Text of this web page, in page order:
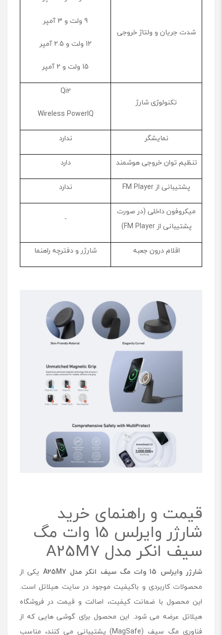
شدت جریان و ولتاژ خروجی
9 ولت و 3 آمپر
12 ولت و 2.5 آمپر
15 ولت و 2 آمپر
تکنولوژی شارژ
Qi2
Wireless PowerIQ
نمایشگر
ندارد
تنظیم توان خروجی هوشمند
دارد
پشتیبانی از FM Player
ندارد
میکروفون داخلی (در صورت
پشتیبانی از FM Player)
-
اقلام درون جعبه شارژر و دفترچه راهنما
قیمت و راهنمای خرید
شارژر وایرلس 15 وات مگ
سیف انکر مدل A25M7
شارژر وایرلس 15 وات مگ سیف انکر مدل A25M7 یکی از
محصولات کاربردی و باکیفیت موجود در سایت هیلاتل است.
این محصول با ضمانت کیفیت، اصالت و قیمت در فروشگاه
هیلاتل عرضه می شود. این محصول برای گوشی هایی که از
فناوری مگ سیف (MagSafe) پشتیبانی می کنند، مناسب